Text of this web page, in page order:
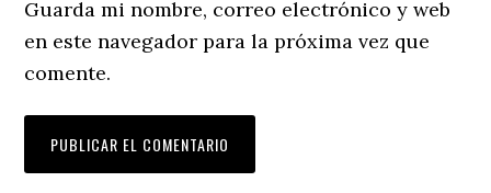
Guarda mi nombre, correo electrónico y web
en este navegador para la próxima vez que
comente.